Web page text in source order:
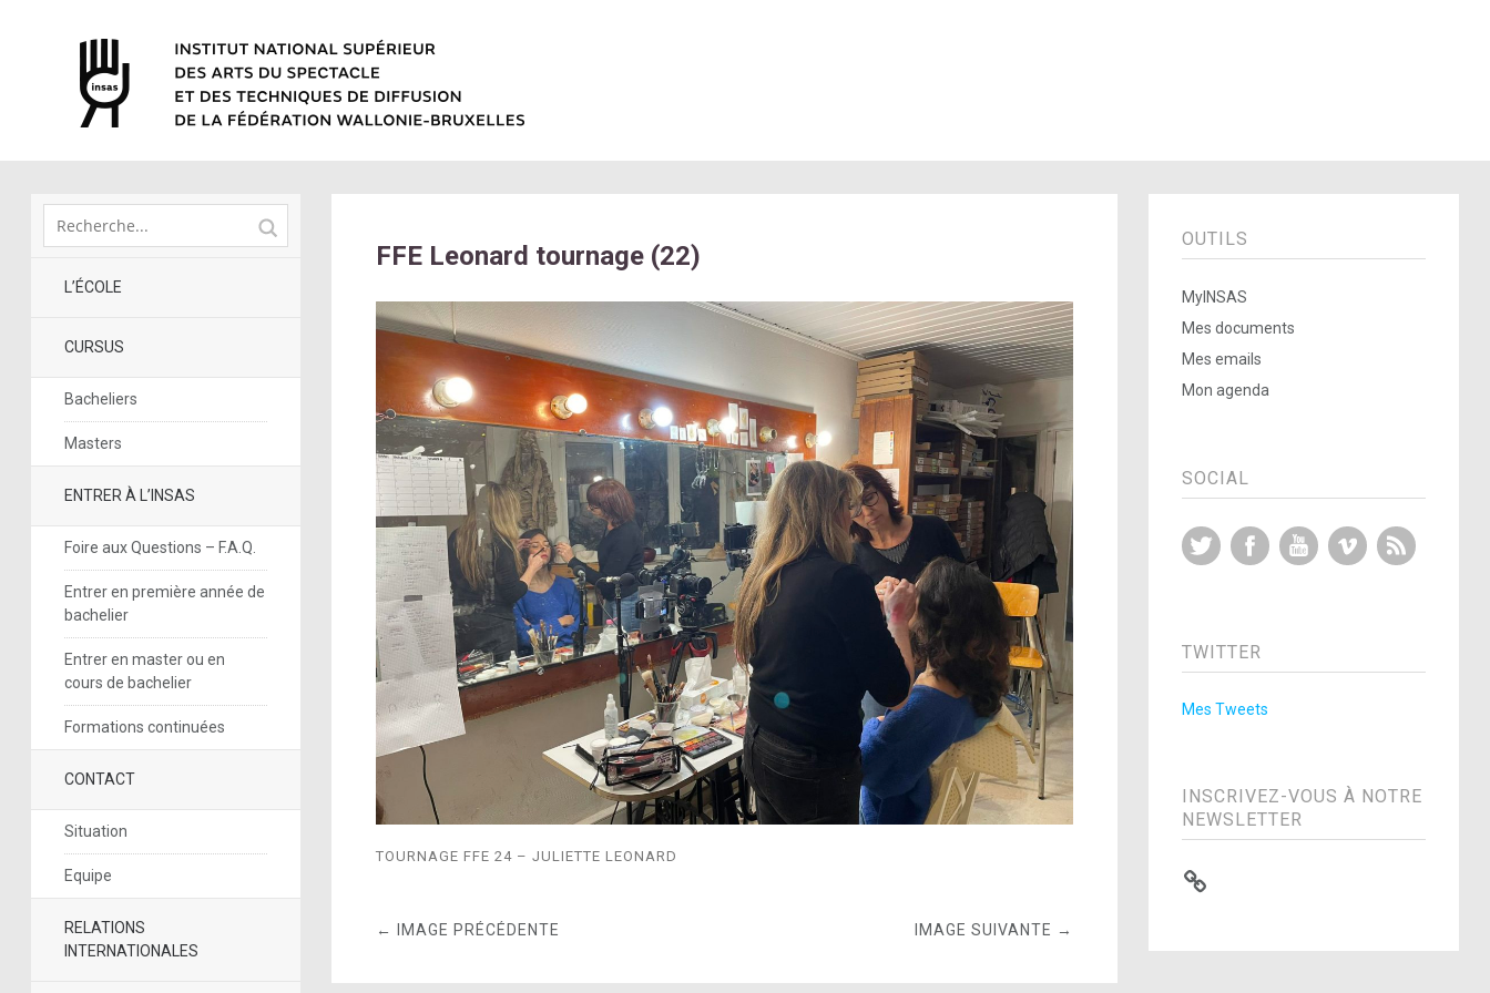
L’ÉCOLE
CURSUS
Bacheliers
Masters
ENTRER À L’INSAS
Foire aux Questions – F.A.Q.
Entrer en première année de
bachelier
Entrer en master ou en
cours de bachelier
Formations continuées
CONTACT
Situation
Equipe
RELATIONS
INTERNATIONALES
FFE Leonard tournage (22)
TOURNAGE FFE 24 – JULIETTE LEONARD
← IMAGE PRÉCÉDENTE IMAGE SUIVANTE →
OUTILS
MyINSAS
Mes documents
Mes emails
Mon agenda
SOCIAL
Twitter FacebookYouTubeVimeo
TWITTER
Mes Tweets
INSCRIVEZ-VOUS À NOTRE
NEWSLETTER